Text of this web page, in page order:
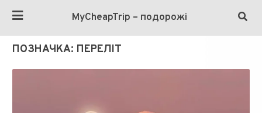
MyCheapTrip – подорожі
ПОЗНАЧКА: ПЕРЕЛІТ